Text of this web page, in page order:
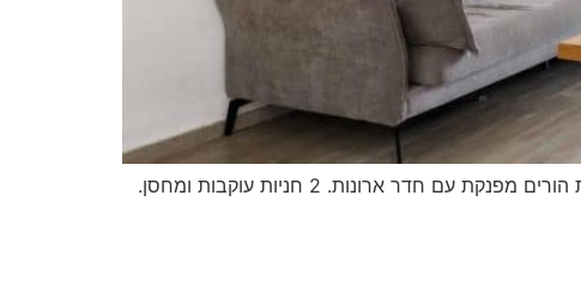
דירת 4 חדרים מהממת ומרווחת בבניין מטופח עם חדר כושר ומועדון דיירים. נוף פתוח וירוק, מטבח משודרג ויחידת הורים מפנקת עם חדר ארונות. 2 חניות עוקבות ומחסן.